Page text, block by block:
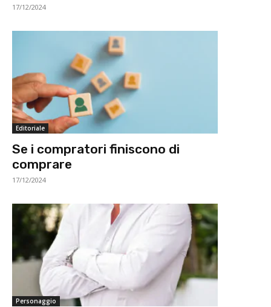
17/12/2024
Editoriale
Se i compratori finiscono di
comprare
17/12/2024
Personaggio